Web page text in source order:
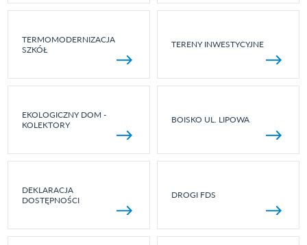
TERMOMODERNIZACJA
SZKÓŁ
TERENY INWESTYCYJNE
EKOLOGICZNY DOM -
KOLEKTORY
BOISKO UL. LIPOWA
DEKLARACJA
DOSTĘPNOŚCI
DROGI FDS